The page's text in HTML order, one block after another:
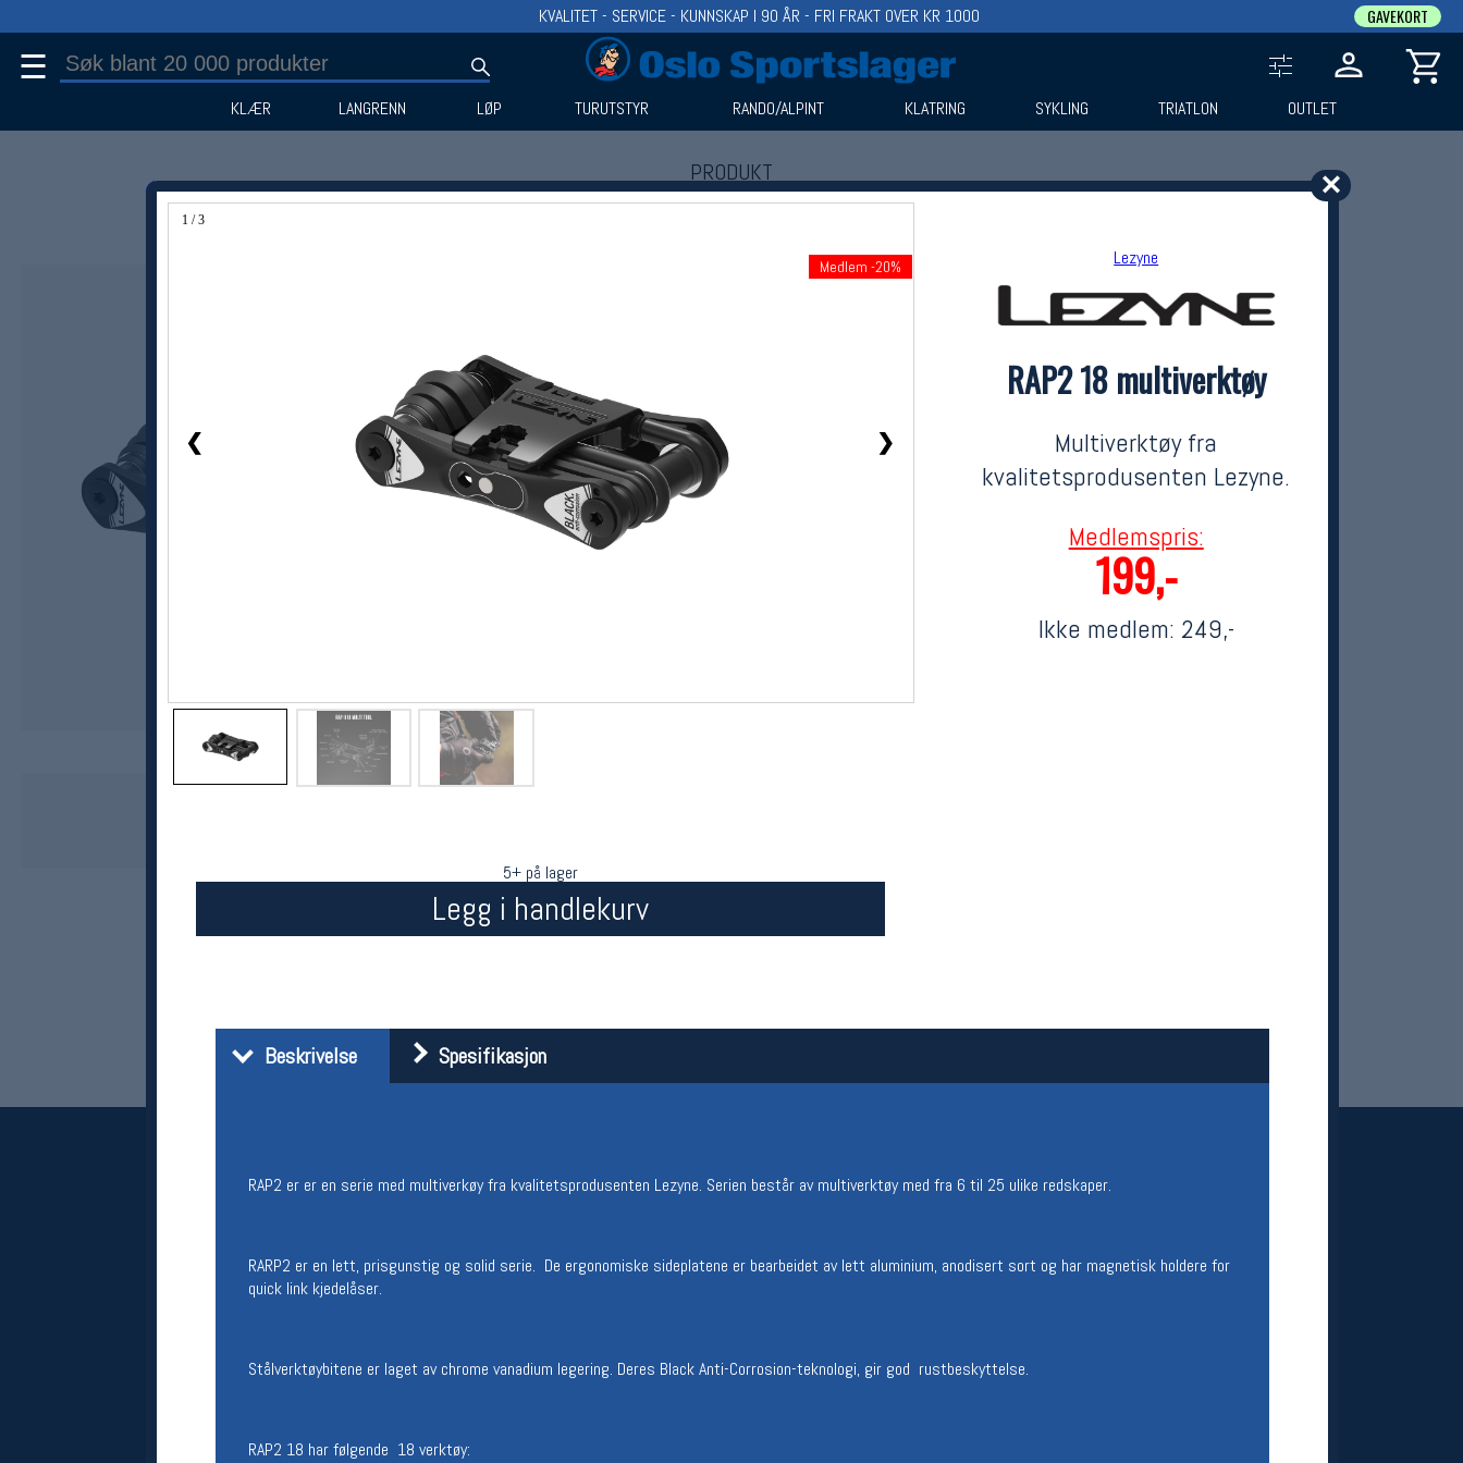
✕
1 / 3
❮ ❯
Medlem -20% Lezyne
RAP2 18 multiverktøy
Multiverktøy fra
kvalitetsprodusenten Lezyne.
Medlemspris:
199,-
Ikke medlem: 249,-
5+ på lager
Legg i handlekurv
Beskrivelse Spesifikasjon
RAP2 er er en serie med multiverkøy fra kvalitetsprodusenten Lezyne. Serien består av multiverktøy med fra 6 til 25 ulike redskaper.
RARP2 er en lett, prisgunstig og solid serie. De ergonomiske sideplatene er bearbeidet av lett aluminium, anodisert sort og har magnetisk holdere for
quick link kjedelåser.
Stålverktøybitene er laget av chrome vanadium legering. Deres Black Anti-Corrosion-teknologi, gir god rustbeskyttelse.
RAP2 18 har følgende 18 verktøy:
KVALITET - SERVICE - KUNNSKAP I 90 ÅR - FRI FRAKT OVER KR 1000 GAVEKORT
☰
KLÆR LANGRENN LØP TURUTSTYR RANDO/ALPINT KLATRING SYKLING TRIATLON OUTLET
PRODUKT
Produkter (1)
Lezyne
Oslo Sportslager
Torggata 20
Vis i kart
Man-Fredag:
11-18
Magasinet